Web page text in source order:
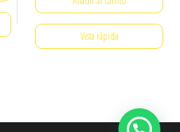
Vista rápida